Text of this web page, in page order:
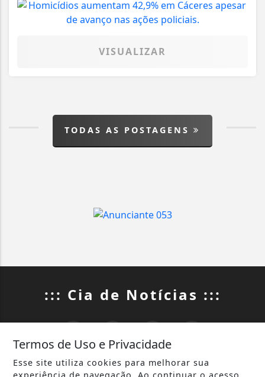
VISUALIZAR
TODAS AS POSTAGENS
::: Cia de Notícias :::
INÍCIO | SOBRE |
Termos de Uso e Privacidade
Esse site utiliza cookies para melhorar sua